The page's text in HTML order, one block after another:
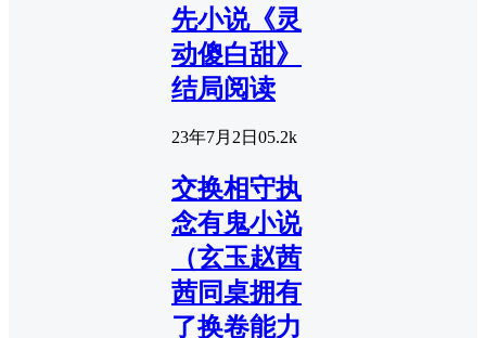
先小说《灵
动傻白甜》
结局阅读
23年7月2日 05.2k
交换相守执
念有鬼小说
（玄玉赵茜
茜同桌拥有
了换卷能力